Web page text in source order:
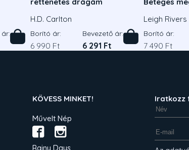
H.D. Carlton
Borító ár:
6 990 Ft
Bevezető ár:
6 291 Ft
Leigh Rivers
Borító ár:
7 490 Ft
KÖVESS MINKET!
Művelt Nép
Rainy Days
Iratkozz